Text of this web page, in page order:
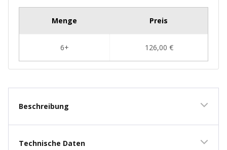
Beschreibung
Technische Daten